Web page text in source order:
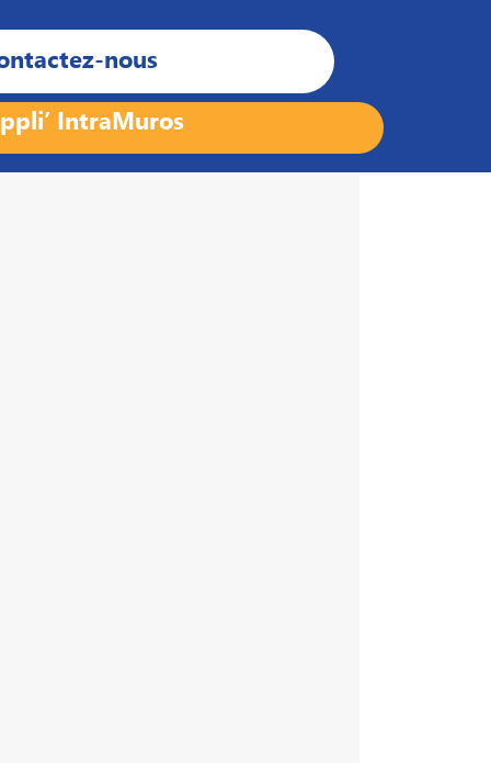
nous
IntraMuros